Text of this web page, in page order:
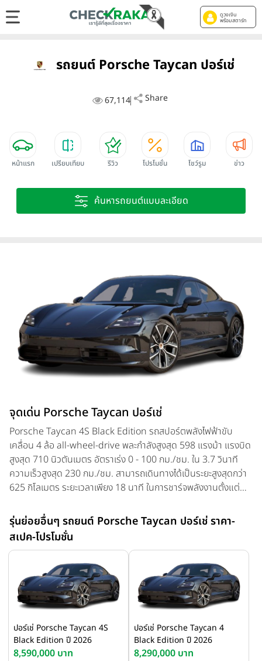
ดูวงเงิน
พร้อมสตาร์ท
รถยนต์ Porsche Taycan ปอร์เช่
67,114 Share
หน้าแรก เปรียบเทียบ รีวิว โปรโมชั่น โชว์รูม ข่าว
ค้นหารถยนต์แบบละเอียด
จุดเด่น Porsche Taycan ปอร์เช่
Porsche Taycan 4S Black Edition รถสปอร์ตพลังไฟฟ้าขับ
เคลื่อน 4 ล้อ all-wheel-drive พละกำลังสูงสุด 598 แรงม้า แรงบิด
สูงสุด 710 นิวตันเมตร อัตราเร่ง 0 - 100 กม./ชม. ใน 3.7 วินาที
ความเร็วสูงสุด 230 กม./ชม. สามารถเดินทางได้เป็นระยะสูงสุดกว่า
625 กิโลเมตร ระยะเวลาเพียง 18 นาที ในการชาร์จพลังงานตั้งแต่
รุ่นย่อยอื่นๆ รถยนต์ Porsche Taycan ปอร์เช่ ราคา-
สเปค-โปรโมชั่น
ปอร์เช่ Porsche Taycan 4S
Black Edition ปี 2026
8,590,000 บาท
ปอร์เช่ Porsche Taycan 4
Black Edition ปี 2026
8,290,000 บาท